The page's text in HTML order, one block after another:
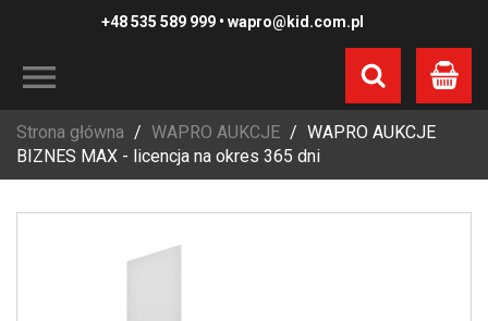
+48 535 589 999 •wapro@kid.com.pl
Koszyk
Strona główna
WAPRO AUKCJE
WAPRO AUKCJE
BIZNES MAX - licencja na okres 365 dni